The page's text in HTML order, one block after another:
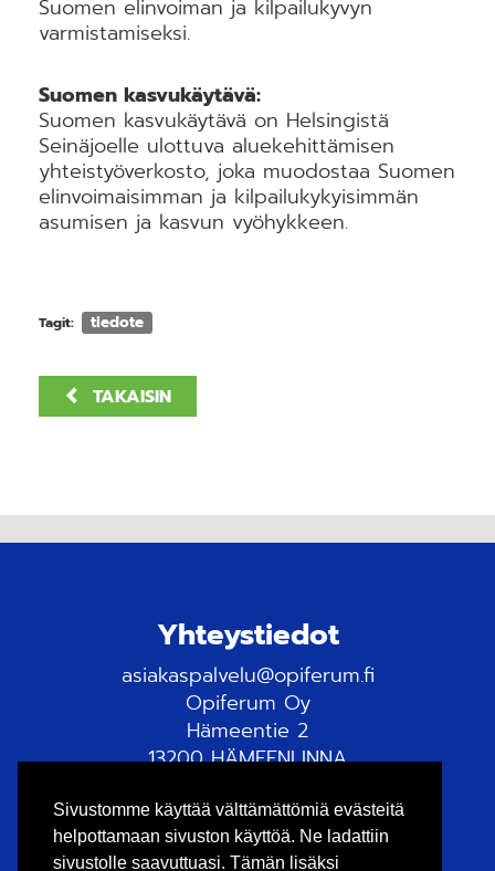
Sivustomme käyttää välttämättömiä evästeitä
helpottamaan sivuston käyttöä. Ne ladattiin
sivustolle saavuttuasi. Tämän lisäksi
Suomen elinvoiman ja kilpailukyvyn
varmistamiseksi.
Suomen kasvukäytävä:
Suomen kasvukäytävä on Helsingistä
Seinäjoelle ulottuva aluekehittämisen
yhteistyöverkosto, joka muodostaa Suomen
elinvoimaisimman ja kilpailukykyisimmän
asumisen ja kasvun vyöhykkeen.
Tagit: tiedote
TAKAISIN
Yhteystiedot
asiakaspalvelu@opiferum.fi
Opiferum Oy
Hämeentie 2
13200 HÄMEENLINNA
Tietosuojaseloste